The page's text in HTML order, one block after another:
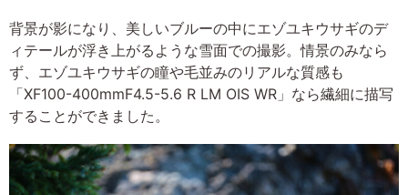
背景が影になり、美しいブルーの中にエゾユキウサギのデ
ィテールが浮き上がるような雪面での撮影。情景のみなら
ず、エゾユキウサギの瞳や毛並みのリアルな質感も
「XF100-400mmF4.5-5.6 R LM OIS WR」なら繊細に描写
することができました。